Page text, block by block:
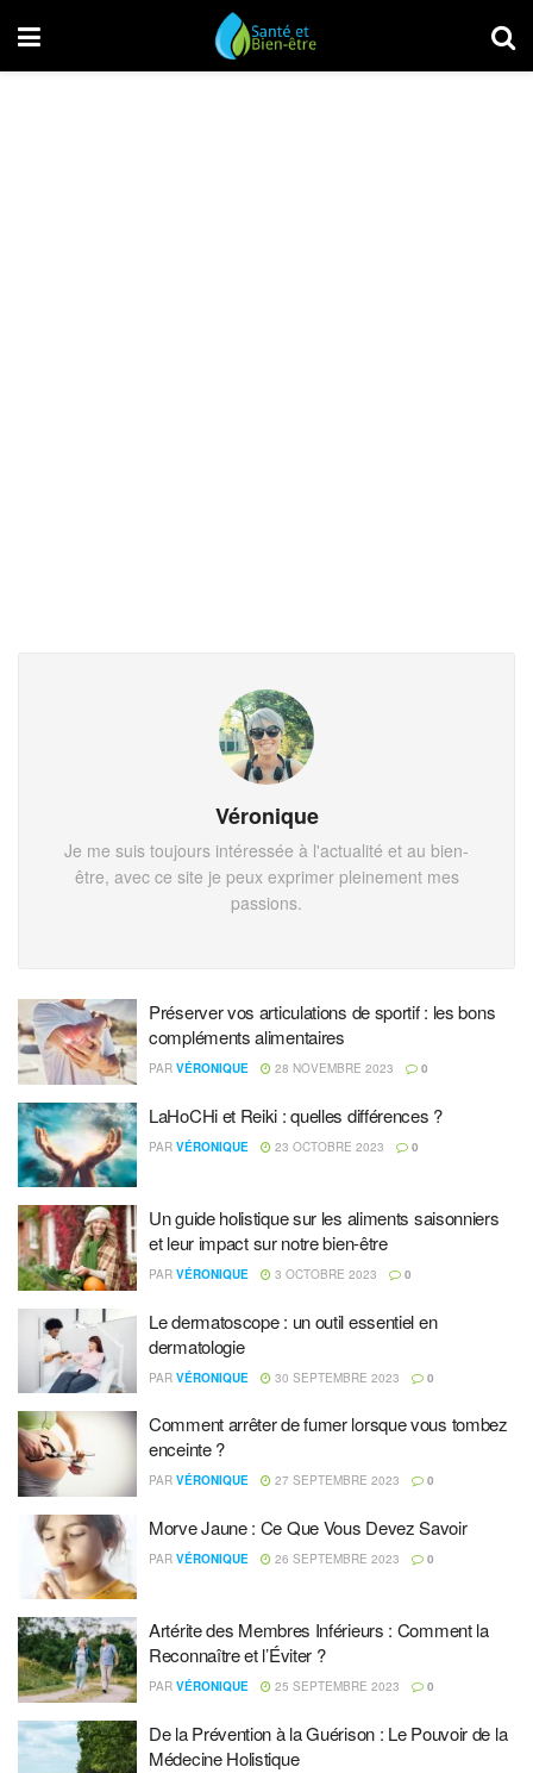
Véronique
Je me suis toujours intéressée à l'actualité et au bien-
être, avec ce site je peux exprimer pleinement mes
passions.
Préserver vos articulations de sportif : les bons
compléments alimentaires
PAR VÉRONIQUE 28 NOVEMBRE 2023 0
LaHoCHi et Reiki : quelles différences ?
PAR VÉRONIQUE 23 OCTOBRE 2023 0
Un guide holistique sur les aliments saisonniers
et leur impact sur notre bien-être
PAR VÉRONIQUE 3 OCTOBRE 2023 0
Le dermatoscope : un outil essentiel en
dermatologie
PAR VÉRONIQUE 30 SEPTEMBRE 2023 0
Comment arrêter de fumer lorsque vous tombez
enceinte ?
PAR VÉRONIQUE 27 SEPTEMBRE 2023 0
Morve Jaune : Ce Que Vous Devez Savoir
PAR VÉRONIQUE 26 SEPTEMBRE 2023 0
Artérite des Membres Inférieurs : Comment la
Reconnaître et l’Éviter ?
PAR VÉRONIQUE 25 SEPTEMBRE 2023 0
De la Prévention à la Guérison : Le Pouvoir de la
Médecine Holistique